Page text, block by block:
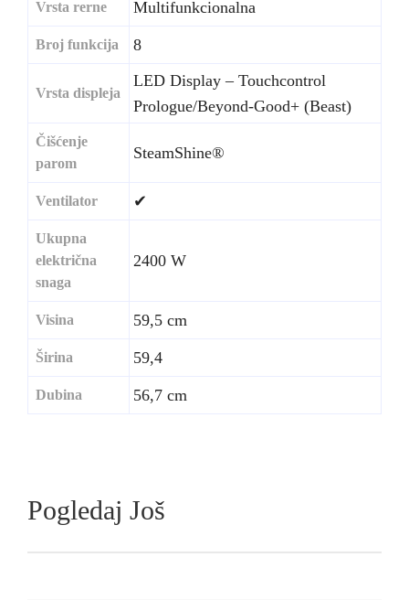
Vrsta rerne Multifunkcionalna
Broj funkcija 8
Vrsta displeja
LED Display – Touchcontrol
Prologue/Beyond-Good+ (Beast)
Čišćenje
parom
SteamShine®
Ventilator ✔
Ukupna
električna
snaga
2400 W
Visina 59,5 cm
Širina 59,4
Dubina 56,7 cm
Pogledaj Još